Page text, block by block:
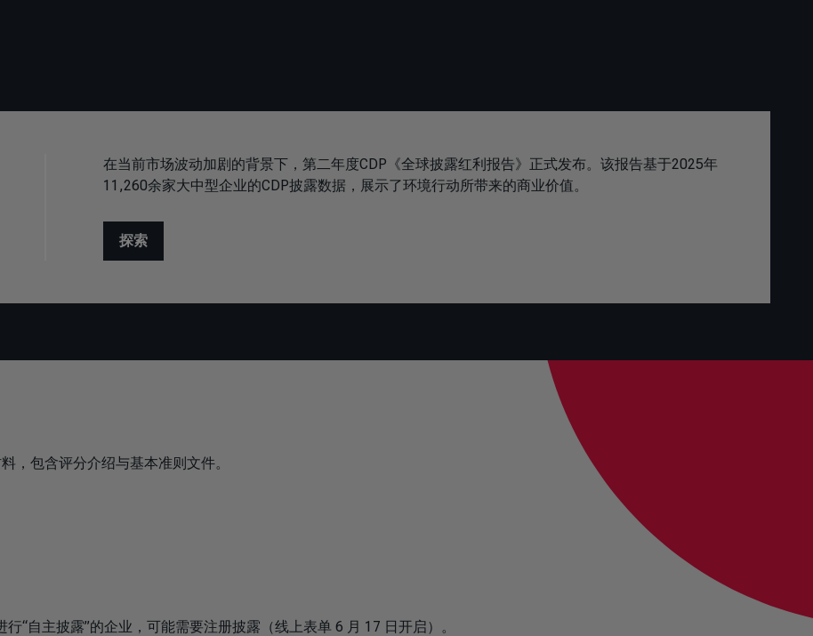
在当前市场波动加剧的背景下，第二年度CDP《全球披露红利报告》正式发布。该报告基于2025年
11,260余家大中型企业的CDP披露数据，展示了环境行动所带来的商业价值。
探索
，包含评分介绍与基本准则文件。
“自主披露”的企业，可能需要注册披露（线上表单 6 月 17 日开启）。